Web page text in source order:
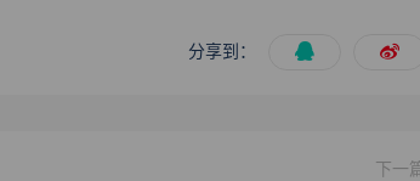
分享到：
下一